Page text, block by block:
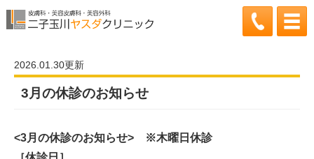
2026.01.30更新
3月の休診のお知らせ
<3月の休診のお知らせ> ※木曜日休診